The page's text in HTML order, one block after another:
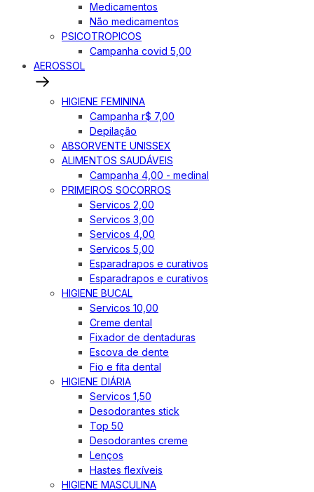
Medicamentos
Não medicamentos
PSICOTROPICOS
Campanha covid 5,00
AEROSSOL
HIGIENE FEMININA
Campanha r$ 7,00
Depilação
ABSORVENTE UNISSEX
ALIMENTOS SAUDÁVEIS
Campanha 4,00 - medinal
PRIMEIROS SOCORROS
Servicos 2,00
Servicos 3,00
Servicos 4,00
Servicos 5,00
Esparadrapos e curativos
Esparadrapos e curativos
HIGIENE BUCAL
Servicos 10,00
Creme dental
Fixador de dentaduras
Escova de dente
Fio e fita dental
HIGIENE DIÁRIA
Servicos 1,50
Desodorantes stick
Top 50
Desodorantes creme
Lenços
Hastes flexíveis
HIGIENE MASCULINA